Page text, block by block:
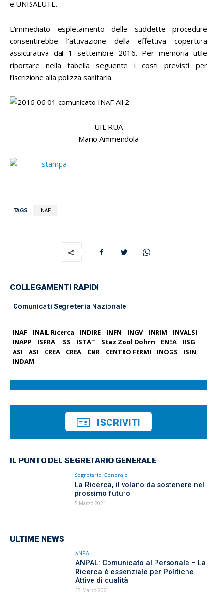
e UNISALUTE.
L’immediato espletamento delle suddette procedure
consentirebbe l’attivazione della effettiva copertura
assicurativa dal 1 settembre 2016. Per memoria utile
riportare nella tabella seguente i costi previsti per
l’iscrizione alla polizza sanitaria.
UIL RUA
Mario Ammendola
TAGS INAF
COLLEGAMENTI RAPIDI
Comunicati Segreteria Nazionale
INAF INAIL Ricerca INDIRE INFN INGV INRIM
INVALSI
INAPP
ISPRA ISS ISTAT Staz Zool Dohrn ENEA
IISG
ASI
ASI CREA CREA CNR CENTRO FERMI INOGS
ISIN
INDAM
ISCRIVITI
IL PUNTO DEL SEGRETARIO GENERALE
Segretario Generale
La Ricerca, il volano da sostenere nel
prossimo futuro
5 Marzo 2021
ULTIME NEWS
ANPAL
ANPAL: Comunicato al Personale – La
Ricerca è essenziale per Politiche
Attive di qualità
25 Marzo 2021